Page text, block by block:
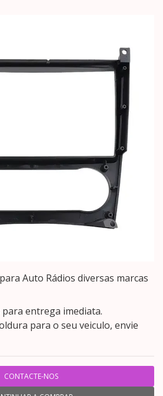
Auto Rádios diversas marcas
entrega imediata.
para o seu veiculo, envie
CONTACTE-NOS